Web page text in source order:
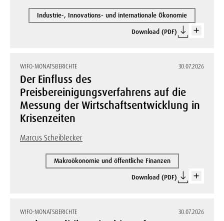
Industrie-, Innovations- und internationale Ökonomie
Download (PDF)
WIFO-MONATSBERICHTE 30.07.2026
Der Einfluss des
Preisbereinigungsverfahrens auf die
Messung der Wirtschaftsentwicklung in
Krisenzeiten
Marcus Scheiblecker
Makroökonomie und öffentliche Finanzen
Download (PDF)
WIFO-MONATSBERICHTE 30.07.2026